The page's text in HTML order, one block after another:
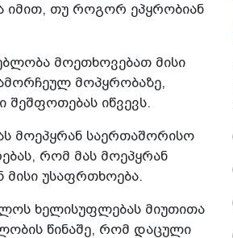
იმით, თუ როგორ ეპყრობიან
მოეთხოვებათ მისი
მოპყრობაზე,
შეშფოთებას იწვევს.
მოეპყრან საერთაშორისო
რომ მას მოეპყრან
მისი უსაფრთხოება.
ხელისუფლებას მიუთითა
წინაშე, რომ დაცული